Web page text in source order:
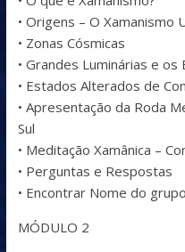
• Origens – O Xamanismo
• Zonas Cósmicas
• Grandes Luminárias e os
• Estados Alterados de
• Apresentação da Roda
Sul
• Meditação Xamânica –
• Perguntas e Respostas
• Encontrar Nome do grupo
MÓDULO 2